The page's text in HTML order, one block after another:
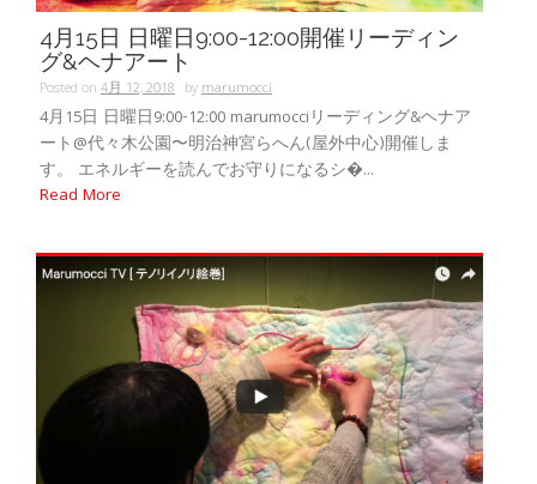
4月15日 日曜日9:00-12:00開催リーディン
グ&ヘナアート
Posted on 4月 12, 2018 bymarumocci
4月15日 日曜日9:00-12:00 marumocciリーディング&ヘナア
ート@代々木公園〜明治神宮らへん(屋外中心)開催しま
す。 エネルギーを読んでお守りになるシ�...
Read More